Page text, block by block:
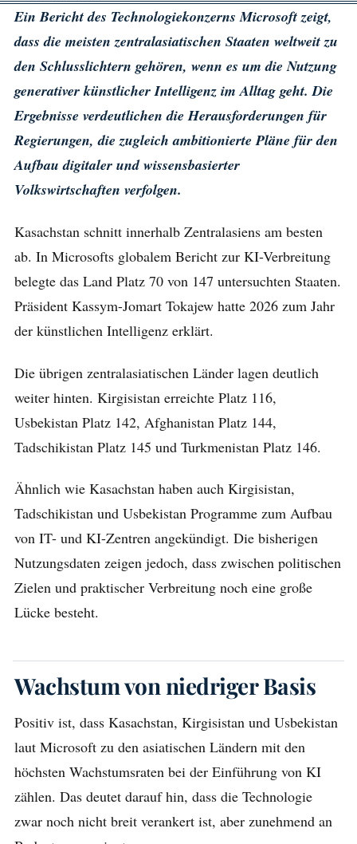
Ein Bericht des Technologiekonzerns Microsoft zeigt,
dass die meisten zentralasiatischen Staaten weltweit zu
den Schlusslichtern gehören, wenn es um die Nutzung
generativer künstlicher Intelligenz im Alltag geht. Die
Ergebnisse verdeutlichen die Herausforderungen für
Regierungen, die zugleich ambitionierte Pläne für den
Aufbau digitaler und wissensbasierter
Volkswirtschaften verfolgen.
Kasachstan schnitt innerhalb Zentralasiens am besten
ab. In Microsofts globalem Bericht zur KI-Verbreitung
belegte das Land Platz 70 von 147 untersuchten Staaten.
Präsident Kassym-Jomart Tokajew hatte 2026 zum Jahr
der künstlichen Intelligenz erklärt.
Die übrigen zentralasiatischen Länder lagen deutlich
weiter hinten. Kirgisistan erreichte Platz 116,
Usbekistan Platz 142, Afghanistan Platz 144,
Tadschikistan Platz 145 und Turkmenistan Platz 146.
Ähnlich wie Kasachstan haben auch Kirgisistan,
Tadschikistan und Usbekistan Programme zum Aufbau
von IT- und KI-Zentren angekündigt. Die bisherigen
Nutzungsdaten zeigen jedoch, dass zwischen politischen
Zielen und praktischer Verbreitung noch eine große
Lücke besteht.
Wachstum von niedriger Basis
Positiv ist, dass Kasachstan, Kirgisistan und Usbekistan
laut Microsoft zu den asiatischen Ländern mit den
höchsten Wachstumsraten bei der Einführung von KI
zählen. Das deutet darauf hin, dass die Technologie
zwar noch nicht breit verankert ist, aber zunehmend an